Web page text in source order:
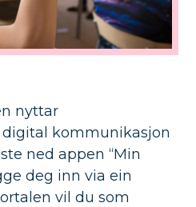
nyttar
kommunikasjon
ned appen “Min
deg inn via ein
vil du som